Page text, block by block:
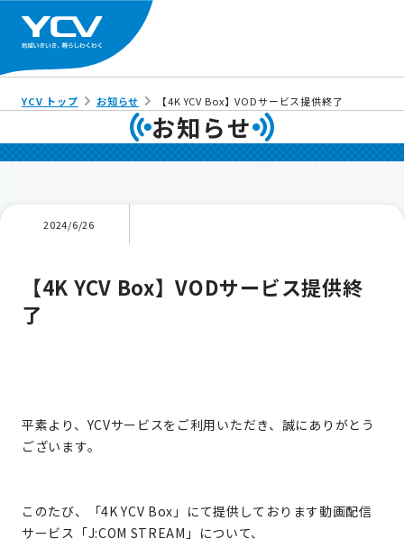
YCV トップ お知らせ 【4K YCV Box】VODサービス提供終了
お知らせ
2024/6/26
【4K YCV Box】VODサービス提供終
了
平素より、YCVサービスをご利用いただき、誠にありがとう
ございます。
このたび、「4K YCV Box」にて提供しております動画配信
サービス「J:COM STREAM」について、